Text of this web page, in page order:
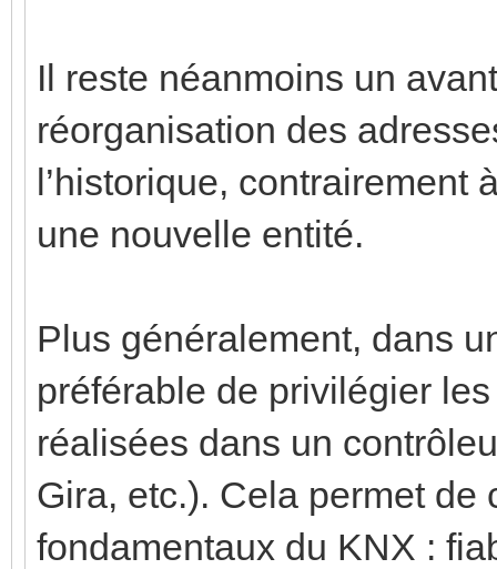
Il reste néanmoins un
réorganisation des
l’historique, contrairement
une nouvelle entité.
Plus généralement, dans
préférable de privilégier
réalisées dans un
Gira, etc.). Cela permet de
fondamentaux du KNX :